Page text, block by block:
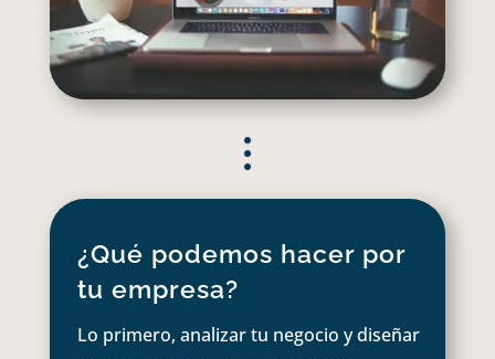
¿Qué podemos hacer por
tu empresa?
Lo primero, analizar tu negocio y diseñar